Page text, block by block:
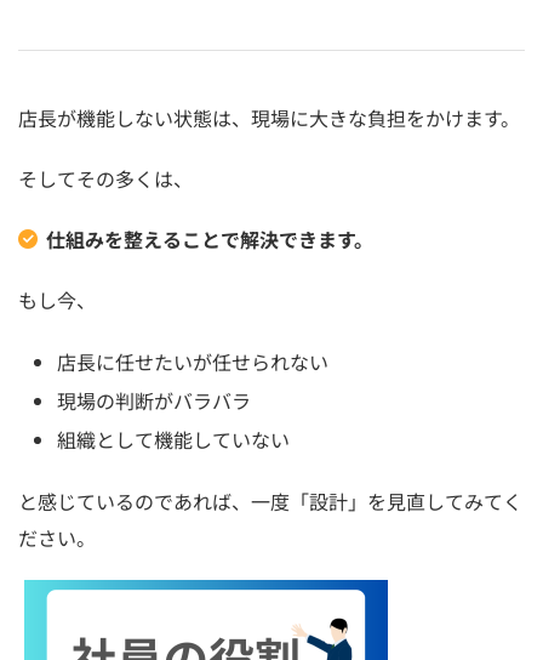
店長が機能しない状態は、現場に大きな負担をかけます。
そしてその多くは、
仕組みを整えることで解決できます。
もし今、
店長に任せたいが任せられない
現場の判断がバラバラ
組織として機能していない
と感じているのであれば、一度「設計」を見直してみてく
ださい。